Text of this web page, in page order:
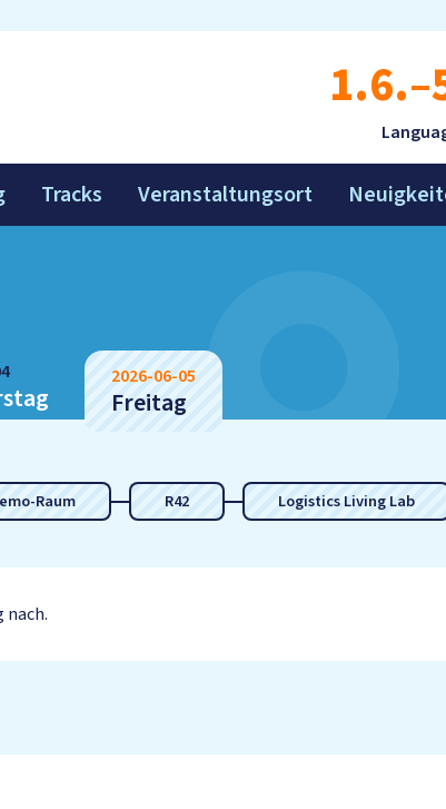
Tracks Veranstaltungsort
Freitag
2026-06-05
Raum R42 Logistics Living Lab
nach.